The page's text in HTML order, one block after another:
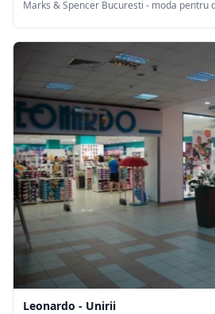
Marks & Spencer Bucuresti - moda pentru
Leonardo - Unirii